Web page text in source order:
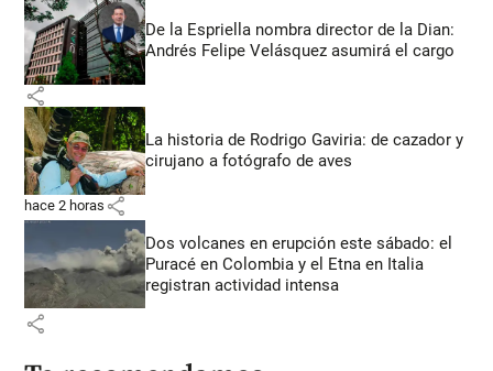
De la Espriella nombra director de la Dian:
Andrés Felipe Velásquez asumirá el cargo
share
La historia de Rodrigo Gaviria: de cazador y
cirujano a fotógrafo de aves
hace 2 horas share
Dos volcanes en erupción este sábado: el
Puracé en Colombia y el Etna en Italia
registran actividad intensa
share